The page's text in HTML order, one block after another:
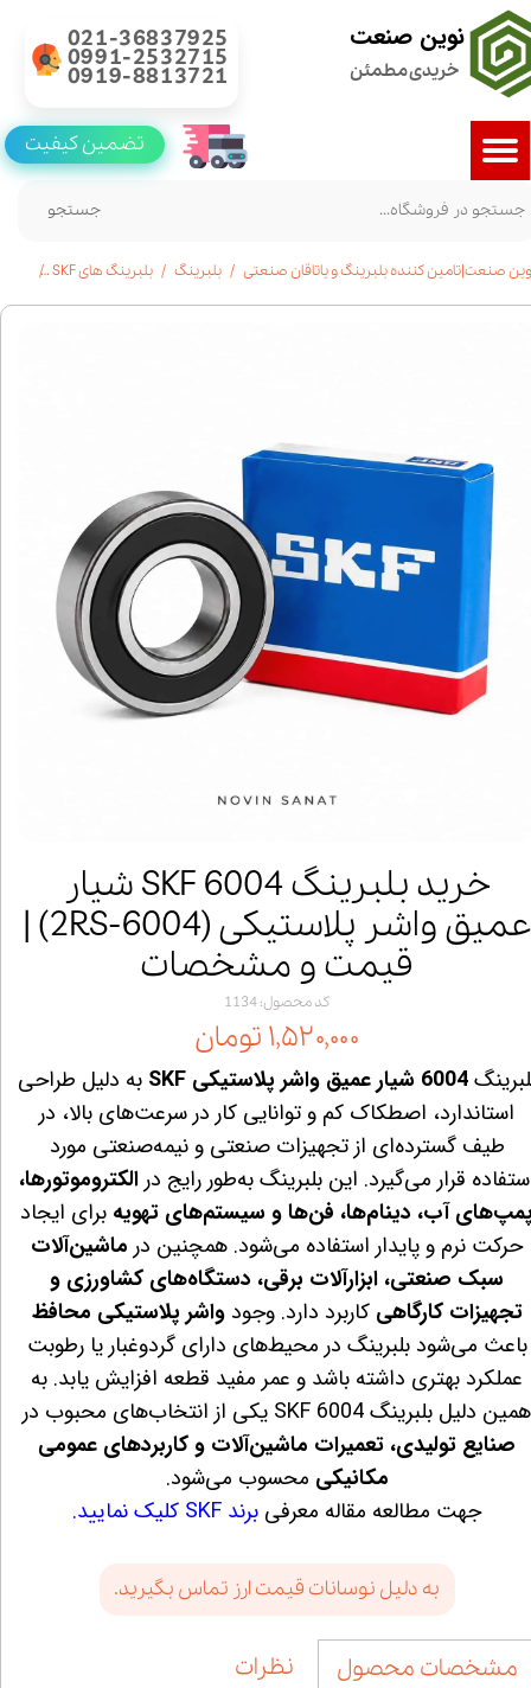
نوین صنعت
خریدی مطمئن
021-36837925
0991-2532715
0919-8813721
جستجو
تضمین کیفیت
صنعت|تامین کننده بلبرینگ و یاتاقان صنعتی بلبرینگ بلبرینگ های SKF
خرید بلبرینگ 6004 SKF شیار
عمیق واشر پلاستیکی (6004‑2RS) |
قیمت و مشخصات
کد محصول: 1134
۱,۵۲۰,۰۰۰ تومان
6004 شیار عمیق واشر پلاستیکی SKF
به دلیل طراحی
استاندارد، اصطکاک کم و توانایی کار در سرعت‌های بالا، در
طیف گسترده‌ای از تجهیزات صنعتی و نیمه‌صنعتی مورد
قرار می‌گیرد. این بلبرینگ به‌طور رایج در الکتروموتورها،
آب، دینام‌ها، فن‌ها و سیستم‌های تهویه برای ایجاد
حرکت نرم و پایدار استفاده می‌شود. همچنین در ماشین‌آلات
سبک صنعتی، ابزارآلات برقی، دستگاه‌های کشاورزی و
تجهیزات کارگاهی کاربرد دارد. وجود واشر پلاستیکی محافظ
باعث می‌شود بلبرینگ در محیط‌های دارای گردوغبار یا رطوبت
عملکرد بهتری داشته باشد و عمر مفید قطعه افزایش یابد. به
همین دلیل بلبرینگ 6004 SKF یکی از انتخاب‌های محبوب در
صنایع تولیدی، تعمیرات ماشین‌آلات و کاربردهای عمومی
مکانیکی محسوب می‌شود.
جهت مطالعه مقاله معرفی برند SKF کلیک نمایید.
به دلیل نوسانات قیمت ارز تماس بگیرید.
مشخصات محصول نظرات